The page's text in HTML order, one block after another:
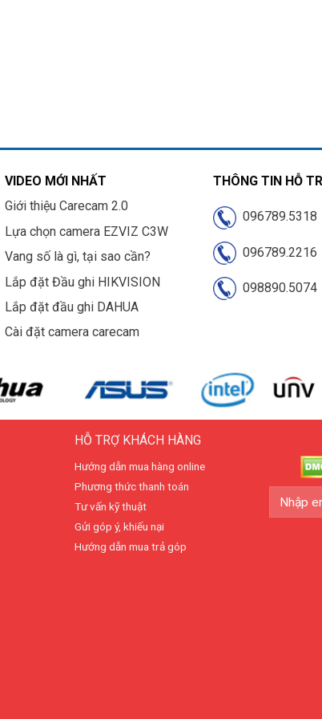
VIDEO MỚI NHẤT
Giới thiệu Carecam 2.0
Lựa chọn camera EZVIZ C3W
Vang số là gì, tại sao cần?
Lắp đặt Đầu ghi HIKVISION
Lắp đặt đầu ghi DAHUA
Cài đặt camera carecam
THÔNG TIN HỖ
096789.5318
096789.2216
098890.5074
HỖ TRỢ KHÁCH HÀNG
Hướng dẫn mua hàng online
Phương thức thanh toán
Tư vấn kỹ thuật
Gửi góp ý, khiếu nại
Hướng dẫn mua trả góp